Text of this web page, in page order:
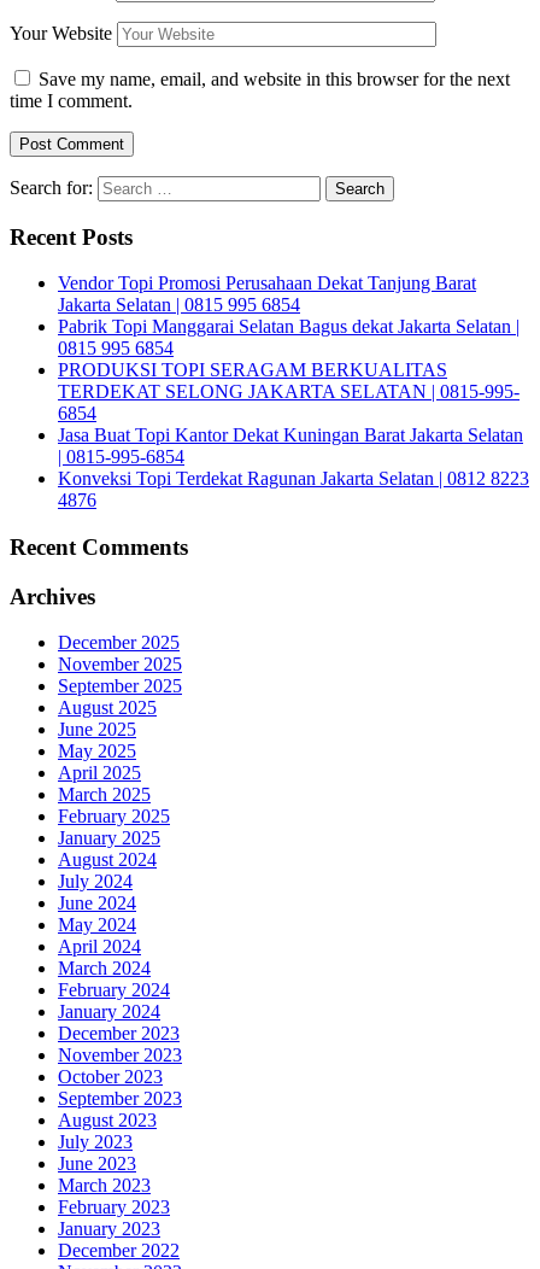
Your Website
Save my name, email, and website in this browser for the next
time I comment.
Search for:
Recent Posts
Vendor Topi Promosi Perusahaan Dekat Tanjung Barat
Jakarta Selatan | 0815 995 6854
Pabrik Topi Manggarai Selatan Bagus dekat Jakarta Selatan |
0815 995 6854
PRODUKSI TOPI SERAGAM BERKUALITAS
TERDEKAT SELONG JAKARTA SELATAN | 0815-995-
6854
Jasa Buat Topi Kantor Dekat Kuningan Barat Jakarta Selatan
| 0815-995-6854
Konveksi Topi Terdekat Ragunan Jakarta Selatan | 0812 8223
4876
Recent Comments
Archives
December 2025
November 2025
September 2025
August 2025
June 2025
May 2025
April 2025
March 2025
February 2025
January 2025
August 2024
July 2024
June 2024
May 2024
April 2024
March 2024
February 2024
January 2024
December 2023
November 2023
October 2023
September 2023
August 2023
July 2023
June 2023
March 2023
February 2023
January 2023
December 2022